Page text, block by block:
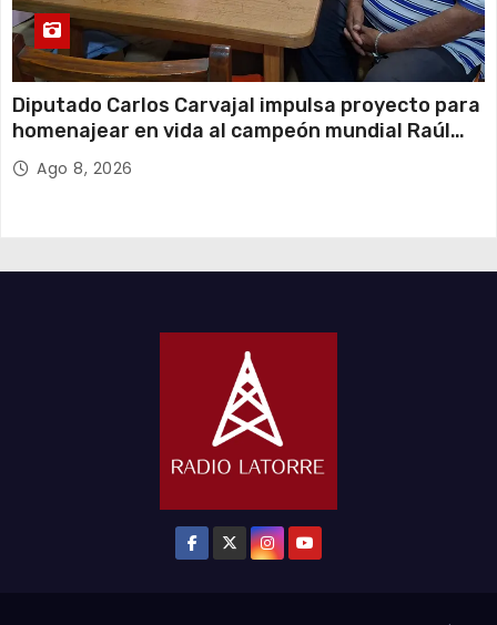
Diputado Carlos Carvajal impulsa proyecto para
homenajear en vida al campeón mundial Raúl
Choque
Ago 8, 2026